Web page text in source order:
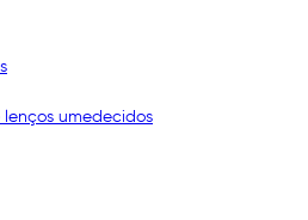
lenços umedecidos